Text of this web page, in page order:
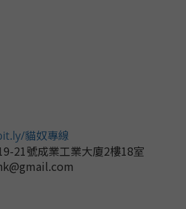
貓奴專線
21號成業工業大廈2樓18室